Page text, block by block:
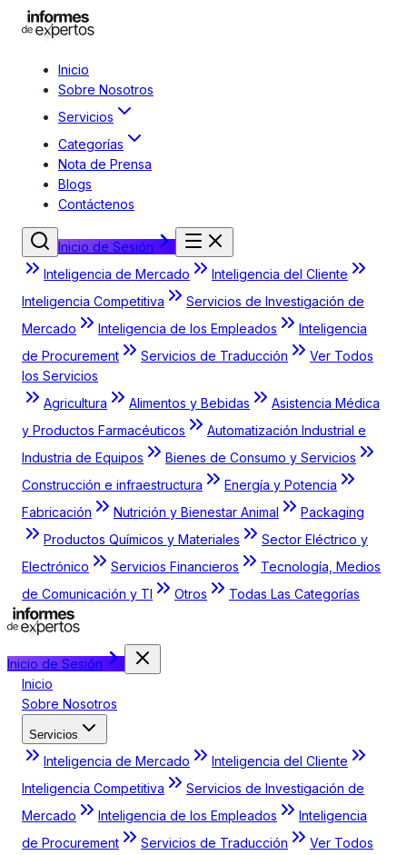
Inicio
Sobre Nosotros
Servicios
Categorías
Nota de Prensa
Blogs
Contáctenos
Inicio de Sesión
Inteligencia de Mercado
Inteligencia del Cliente
Inteligencia Competitiva
Servicios de Investigación de
Mercado
Inteligencia de los Empleados
Inteligencia
de Procurement
Servicios de Traducción
Ver Todos
los Servicios
Agricultura
Alimentos y Bebidas
Asistencia Médica
y Productos Farmacéuticos
Automatización Industrial e
Industria de Equipos
Bienes de Consumo y Servicios
Construcción e infraestructura
Energía y Potencia
Fabricación
Nutrición y Bienestar Animal
Packaging
Productos Químicos y Materiales
Sector Eléctrico y
Electrónico
Servicios Financieros
Tecnología, Medios
de Comunicación y TI
Otros Todas Las Categorías
Inicio de Sesión
Inicio
Sobre Nosotros
Servicios
Inteligencia de Mercado
Inteligencia del Cliente
Inteligencia Competitiva
Servicios de Investigación de
Mercado
Inteligencia de los Empleados
Inteligencia
de Procurement
Servicios de Traducción
Ver Todos